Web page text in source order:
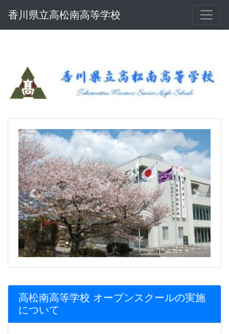
香川県立高松南高等学校
Previous Next
高松南高等学校 オープンスクールの実施
について